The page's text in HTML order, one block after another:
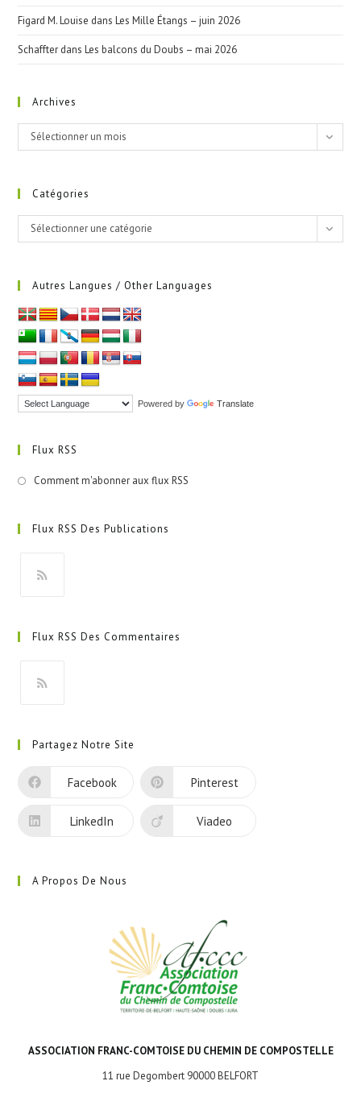
Figard M. Louise dansLes Mille Étangs – juin 2026
Schaffter dansLes balcons du Doubs – mai 2026
Archives
Archives
Sélectionner un mois
Catégories
Catégories
Sélectionner une catégorie
Autres Langues / Other Languages
Powered by Translate
Flux RSS
Comment m'abonner aux flux RSS
Flux RSS Des Publications
un
onglet
Flux RSS Des Commentaires
un
nouvel
Partagez Notre Site
Facebook Pinterest
LinkedIn Viadeo
A Propos De Nous
ASSOCIATION FRANC-COMTOISE DU CHEMIN DE COMPOSTELLE
11 rue Degombert 90000 BELFORT